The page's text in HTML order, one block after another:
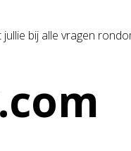
jullie bij alle vragen